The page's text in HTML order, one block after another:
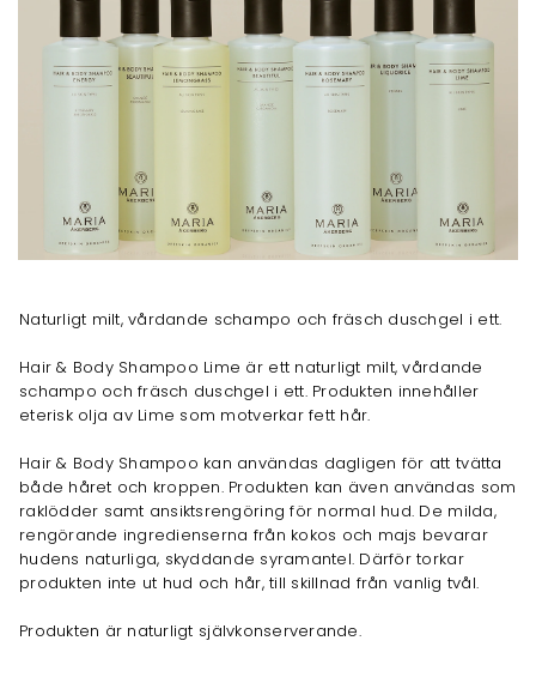
Naturligt milt, vårdande schampo och fräsch duschgel i ett.
Hair & Body Shampoo Lime är ett naturligt milt, vårdande
schampo och fräsch duschgel i ett. Produkten innehåller
eterisk olja av Lime som motverkar fett hår.
Hair & Body Shampoo kan användas dagligen för att tvätta
både håret och kroppen. Produkten kan även användas som
raklödder samt ansiktsrengöring för normal hud. De milda,
rengörande ingredienserna från kokos och majs bevarar
hudens naturliga, skyddande syramantel. Därför torkar
produkten inte ut hud och hår, till skillnad från vanlig tvål.
Produkten är naturligt självkonserverande.